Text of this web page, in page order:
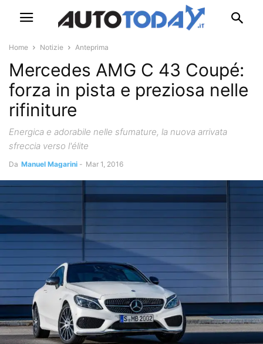
Home Notizie Anteprima
Mercedes AMG C 43 Coupé:
forza in pista e preziosa nelle
rifiniture
Energica e adorabile nelle sfumature, la nuova arrivata
sfreccia verso l'élite
Da Manuel Magarini - Mar 1, 2016